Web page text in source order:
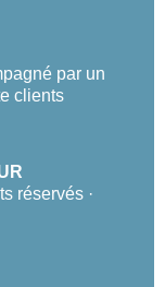
par un
clients
réservés ·